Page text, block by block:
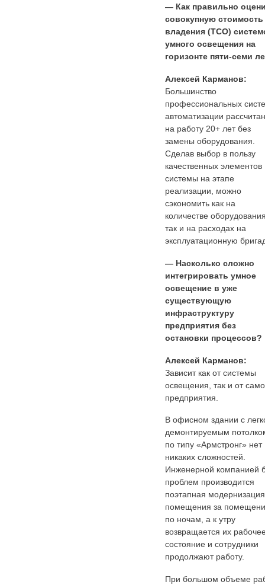
— Как правильно
совокупную стоимость
владения (TCO)
умного освещения на
горизонте пяти-семи
Алексей Карманов:
Большинство
профессиональных
автоматизации
на работу 20+ лет без
замены оборудования.
Сделав выбор в пользу
качественных элементов
системы на этапе
реализации, можно
сэкономить как на
количестве
так и на расходах на
эксплуатационную
— Насколько сложно
интегрировать умное
освещение в уже
существующую
инфраструктуру
предприятия без
остановки процессов?
Алексей Карманов:
Зависит как от системы
освещения, так и от
предприятия.
В офисном здании с
демонтируемым
по типу «Армстронг» нет
никаких сложностей.
Инженерной компанией
проблем производится
поэтапная модернизация
помещения за
по ночам, а к утру
возвращается их
состояние и сотрудники
продолжают работу.
При большом объеме